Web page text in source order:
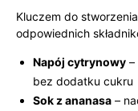
Kluczem do
odpowiednich
Napój cytrynowy –
bez dodatku cukru
Sok z ananasa –